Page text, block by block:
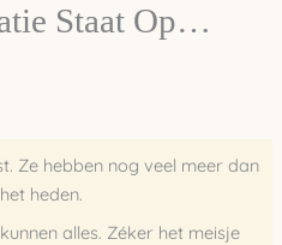
Staat Op…
Ze hebben nog veel meer dan
heden.
alles. Zéker het meisje